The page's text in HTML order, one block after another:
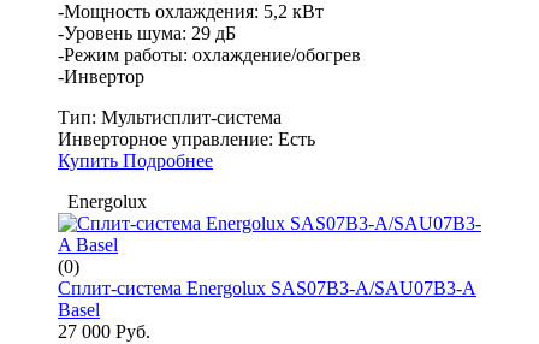
-Мощность охлаждения: 5,2 кВт
-Уровень шума: 29 дБ
-Режим работы: охлаждение/обогрев
-Инвертор
Тип: Мультисплит-система
Инверторное управление: Есть
Купить Подробнее
Energolux
(0)
Сплит-система Energolux SAS07B3-A/SAU07B3-A
Basel
27 000 Руб.